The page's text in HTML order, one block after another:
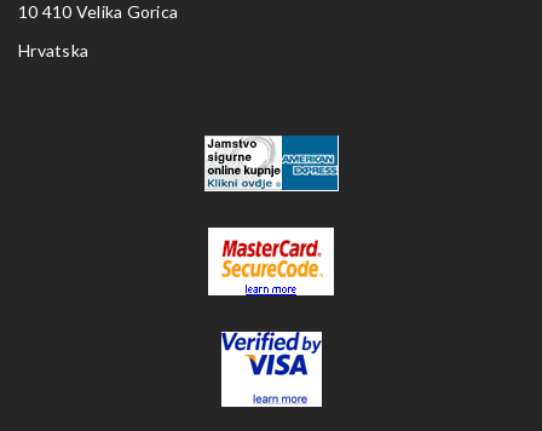
10 410 Velika Gorica
Hrvatska